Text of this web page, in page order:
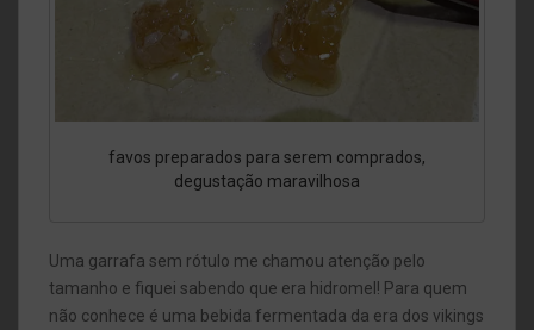
favos preparados para serem comprados,
degustação maravilhosa
Uma garrafa sem rótulo me chamou atenção pelo
tamanho e fiquei sabendo que era hidromel! Para quem
não conhece é uma bebida fermentada da era dos vikings